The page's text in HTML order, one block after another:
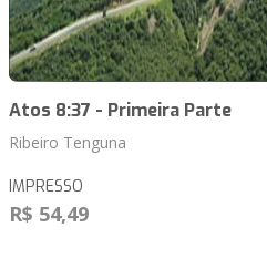
Atos 8:37 - Primeira Parte
Ribeiro Tenguna
IMPRESSO
R$ 54,49